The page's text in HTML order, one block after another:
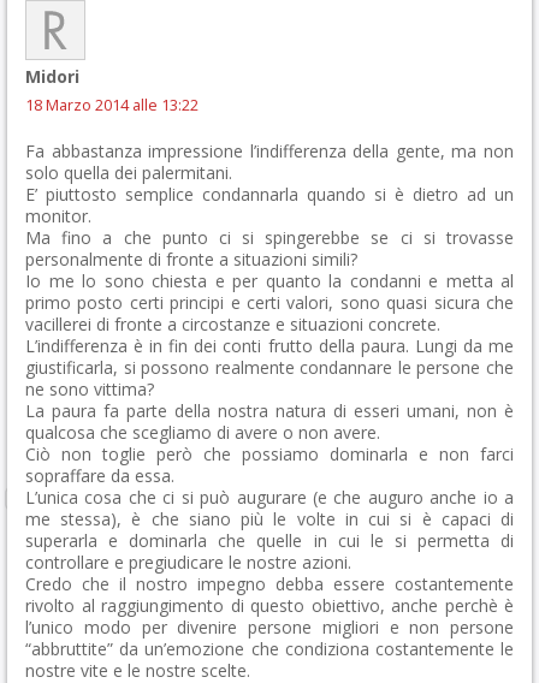
Midori
18 Marzo 2014 alle 13:22
Fa abbastanza impressione l’indifferenza della gente, ma non
solo quella dei palermitani.
E’ piuttosto semplice condannarla quando si è dietro ad un
monitor.
Ma fino a che punto ci si spingerebbe se ci si trovasse
personalmente di fronte a situazioni simili?
Io me lo sono chiesta e per quanto la condanni e metta al
primo posto certi principi e certi valori, sono quasi sicura che
vacillerei di fronte a circostanze e situazioni concrete.
L’indifferenza è in fin dei conti frutto della paura. Lungi da me
giustificarla, si possono realmente condannare le persone che
ne sono vittima?
La paura fa parte della nostra natura di esseri umani, non è
qualcosa che scegliamo di avere o non avere.
Ciò non toglie però che possiamo dominarla e non farci
sopraffare da essa.
L’unica cosa che ci si può augurare (e che auguro anche io a
me stessa), è che siano più le volte in cui si è capaci di
superarla e dominarla che quelle in cui le si permetta di
controllare e pregiudicare le nostre azioni.
Credo che il nostro impegno debba essere costantemente
rivolto al raggiungimento di questo obiettivo, anche perchè è
l’unico modo per divenire persone migliori e non persone
“abbruttite” da un’emozione che condiziona costantemente le
nostre vite e le nostre scelte.